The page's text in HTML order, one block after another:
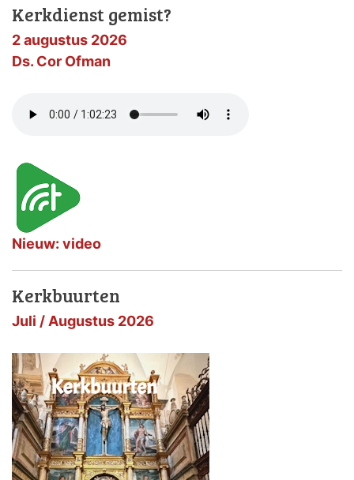
Kerkdienst gemist?
2 augustus 2026
Ds. Cor Ofman
Nieuw: video
Kerkbuurten
Juli / Augustus 2026